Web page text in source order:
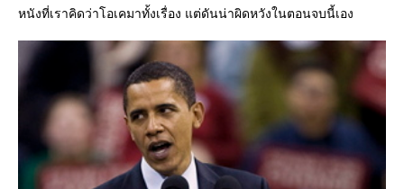
หนังที่เราคิดว่าโอเคมาทั้งเรื่อง แต่ดันน่าผิดหวังในตอนจบนี้เอง